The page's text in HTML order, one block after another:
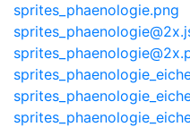
sprites_phaenologie.png